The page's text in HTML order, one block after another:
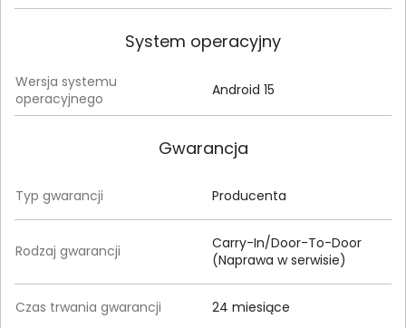
System operacyjny
Wersja systemu
operacyjnego
Android 15
Gwarancja
Typ gwarancji Producenta
Rodzaj gwarancji
Carry-In/Door-To-Door
(Naprawa w serwisie)
Czas trwania gwarancji 24 miesiące